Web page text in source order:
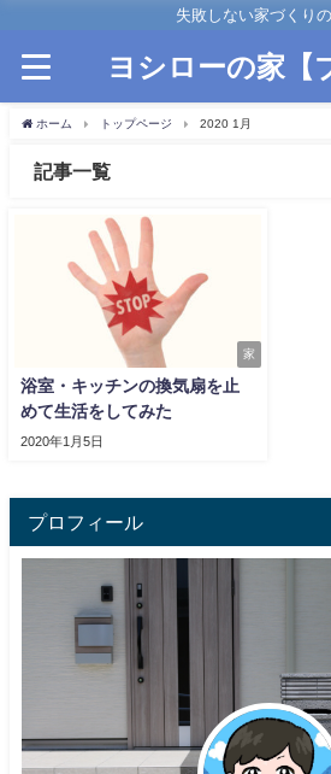
失敗しない家づくり
ヨシローの家【
ホーム トップページ 2020 1月
記事一覧
家
浴室・キッチンの換気扇を止
めて生活をしてみた
2020年1月5日
プロフィール